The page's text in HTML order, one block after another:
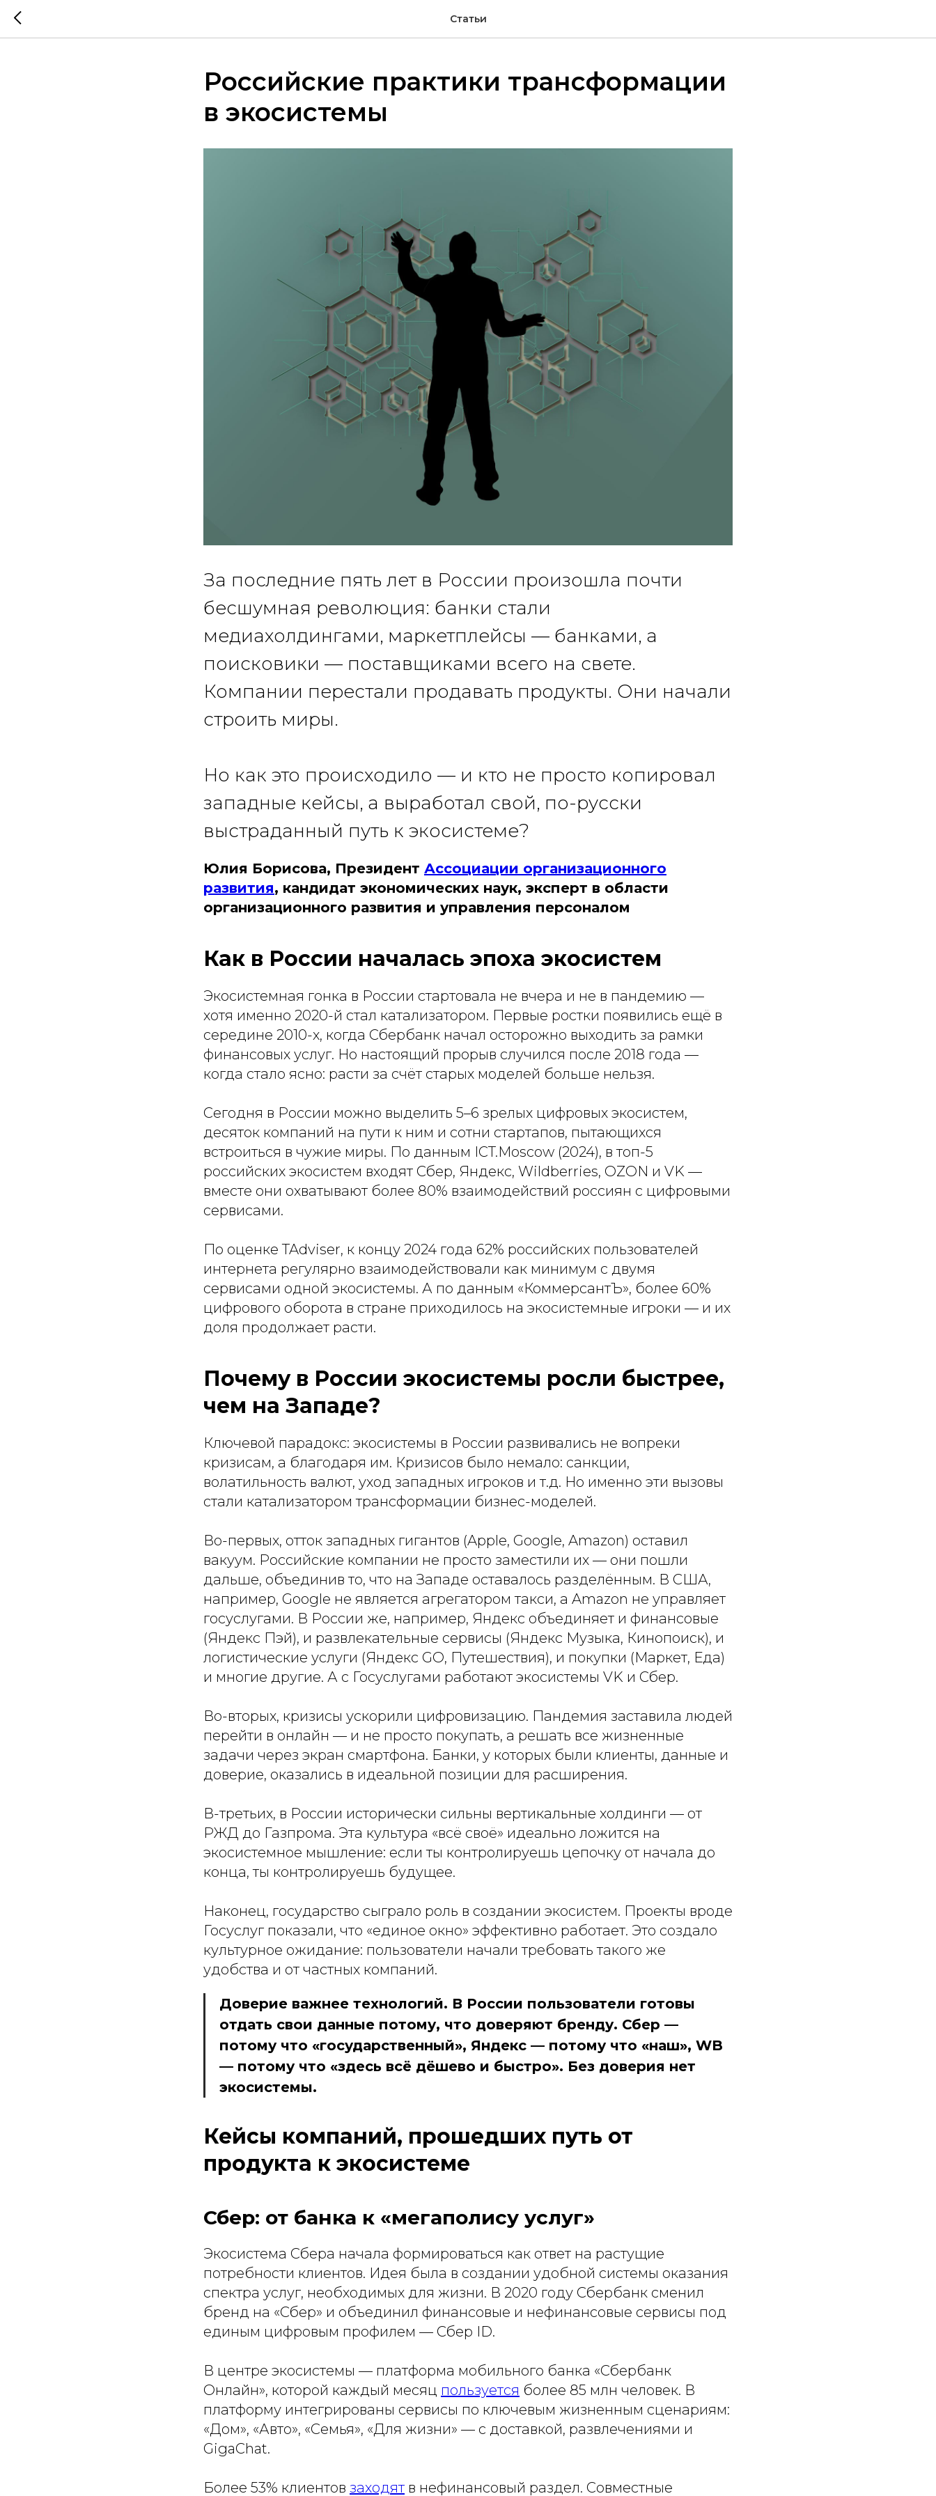
Статьи
Российские практики трансформации
в экосистемы
За последние пять лет в России произошла почти
бесшумная революция: банки стали
медиахолдингами, маркетплейсы — банками, а
поисковики — поставщиками всего на свете.
Компании перестали продавать продукты. Они начали
строить миры.
Но как это происходило — и кто не просто копировал
западные кейсы, а выработал свой, по-русски
выстраданный путь к экосистеме?
Юлия Борисова, Президент Ассоциации организационного
развития, кандидат экономических наук, эксперт в области
организационного развития и управления персоналом
Как в России началась эпоха экосистем
Экосистемная гонка в России стартовала не вчера и не в пандемию —
хотя именно 2020-й стал катализатором. Первые ростки появились ещё в
середине 2010-х, когда Сбербанк начал осторожно выходить за рамки
финансовых услуг. Но настоящий прорыв случился после 2018 года —
когда стало ясно: расти за счёт старых моделей больше нельзя.
Сегодня в России можно выделить 5–6 зрелых цифровых экосистем,
десяток компаний на пути к ним и сотни стартапов, пытающихся
встроиться в чужие миры. По данным ICT.Moscow (2024), в топ-5
российских экосистем входят Сбер, Яндекс, Wildberries, OZON и VK —
вместе они охватывают более 80% взаимодействий россиян с цифровыми
сервисами.
По оценке TAdviser, к концу 2024 года 62% российских пользователей
интернета регулярно взаимодействовали как минимум с двумя
сервисами одной экосистемы. А по данным «КоммерсантЪ», более 60%
цифрового оборота в стране приходилось на экосистемные игроки — и их
доля продолжает расти.
Почему в России экосистемы росли быстрее,
чем на Западе?
Ключевой парадокс: экосистемы в России развивались не вопреки
кризисам, а благодаря им. Кризисов было немало: санкции,
волатильность валют, уход западных игроков и т.д. Но именно эти вызовы
стали катализатором трансформации бизнес-моделей.
Во-первых, отток западных гигантов (Apple, Google, Amazon) оставил
вакуум. Российские компании не просто заместили их — они пошли
дальше, объединив то, что на Западе оставалось разделённым. В США,
например, Google не является агрегатором такси, а Amazon не управляет
госуслугами. В России же, например, Яндекс объединяет и финансовые
(Яндекс Пэй), и развлекательные сервисы (Яндекс Музыка, Кинопоиск), и
логистические услуги (Яндекс GO, Путешествия), и покупки (Маркет, Еда)
и многие другие. А с Госуслугами работают экосистемы VK и Сбер.
Во-вторых, кризисы ускорили цифровизацию. Пандемия заставила людей
перейти в онлайн — и не просто покупать, а решать все жизненные
задачи через экран смартфона. Банки, у которых были клиенты, данные и
доверие, оказались в идеальной позиции для расширения.
В-третьих, в России исторически сильны вертикальные холдинги — от
РЖД до Газпрома. Эта культура «всё своё» идеально ложится на
экосистемное мышление: если ты контролируешь цепочку от начала до
конца, ты контролируешь будущее.
Наконец, государство сыграло роль в создании экосистем. Проекты вроде
Госуслуг показали, что «единое окно» эффективно работает. Это создало
культурное ожидание: пользователи начали требовать такого же
удобства и от частных компаний.
Доверие важнее технологий. В России пользователи готовы
отдать свои данные потому, что доверяют бренду. Сбер —
потому что «государственный», Яндекс — потому что «наш», WB
— потому что «здесь всё дёшево и быстро». Без доверия нет
экосистемы.
Кейсы компаний, прошедших путь от
продукта к экосистеме
Сбер: от банка к «мегаполису услуг»
Экосистема Сбера начала формироваться как ответ на растущие
потребности клиентов. Идея была в создании удобной системы оказания
спектра услуг, необходимых для жизни. В 2020 году Сбербанк сменил
бренд на «Сбер» и объединил финансовые и нефинансовые сервисы под
единым цифровым профилем — Сбер ID.
В центре экосистемы — платформа мобильного банка «Сбербанк
Онлайн», которой каждый месяц пользуется более 85 млн человек. В
платформу интегрированы сервисы по ключевым жизненным сценариям:
«Дом», «Авто», «Семья», «Для жизни» — с доставкой, развлечениями и
GigaChat.
Более 53% клиентов заходят в нефинансовый раздел. Совместные